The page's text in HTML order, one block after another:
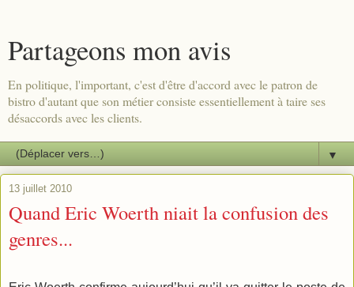
Partageons mon avis
En politique, l'important, c'est d'être d'accord avec le patron de
bistro d'autant que son métier consiste essentiellement à taire ses
désaccords avec les clients.
▼
13 juillet 2010
Quand Eric Woerth niait la confusion des
genres...